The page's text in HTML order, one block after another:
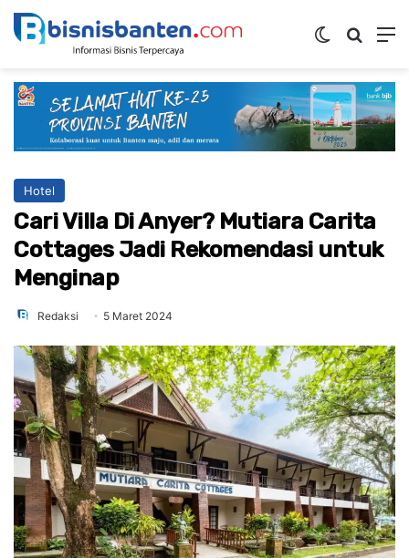
Switch skin
Hotel
Cari Villa Di Anyer? Mutiara Carita
Cottages Jadi Rekomendasi untuk
Menginap
Redaksi 5 Maret 2024